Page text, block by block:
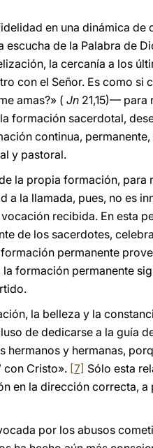
en una dinámica de
de la Palabra de
la cercanía a los
con el Señor. Es como si
amas?» ( Jn 21,15)— para
formación sacerdotal,
continua,
y pastoral.
la propia formación, para
a la llamada, pues, no es
recibida. En esta
de los sacerdotes,
permanente
formación permanente
la belleza y la
de dedicarse a la guía
y hermanas,
con Cristo». [7] Sólo esta
en la dirección correcta,
por los abusos